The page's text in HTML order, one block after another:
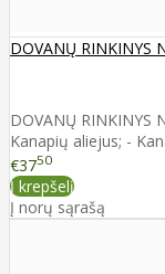
DOVANŲ RINKINYS
DOVANŲ RINKINYS
Kanapių aliejus; -
€3750
Į krepšelį
Į norų sąrašą